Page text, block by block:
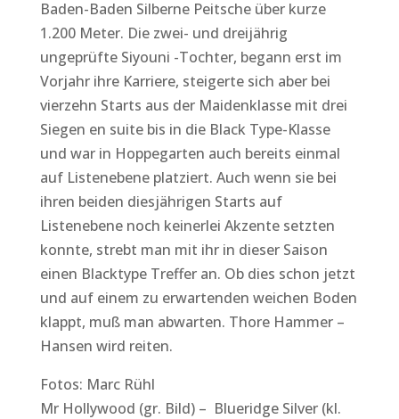
Baden-Baden Silberne Peitsche über kurze
1.200 Meter. Die zwei- und dreijährig
ungeprüfte Siyouni -Tochter, begann erst im
Vorjahr ihre Karriere, steigerte sich aber bei
vierzehn Starts aus der Maidenklasse mit drei
Siegen en suite bis in die Black Type-Klasse
und war in Hoppegarten auch bereits einmal
auf Listenebene platziert. Auch wenn sie bei
ihren beiden diesjährigen Starts auf
Listenebene noch keinerlei Akzente setzten
konnte, strebt man mit ihr in dieser Saison
einen Blacktype Treffer an. Ob dies schon jetzt
und auf einem zu erwartenden weichen Boden
klappt, muß man abwarten. Thore Hammer –
Hansen wird reiten.
Fotos: Marc Rühl
Mr Hollywood (gr. Bild) – Blueridge Silver (kl.